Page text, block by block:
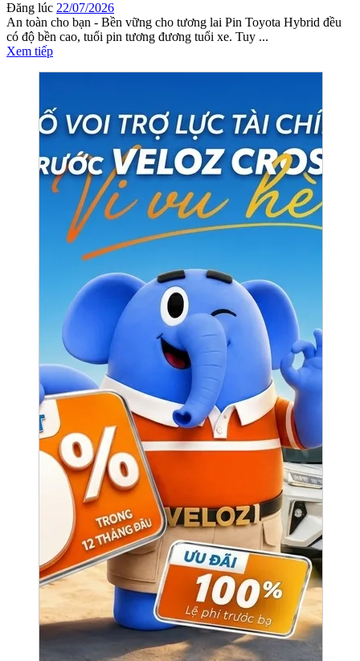
Đăng lúc 22/07/2026
An toàn cho bạn - Bền vững cho tương lai Pin Toyota Hybrid đều
có độ bền cao, tuổi pin tương đương tuổi xe. Tuy ...
Xem tiếp